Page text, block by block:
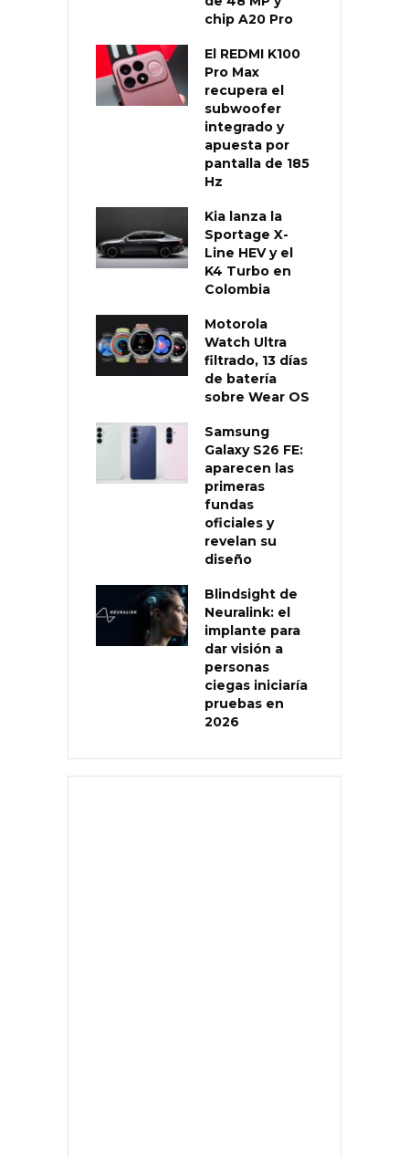
chip A20 Pro
El REDMI K100
Pro Max
recupera el
subwoofer
integrado y
apuesta por
pantalla de 185
Hz
Kia lanza la
Sportage X-
Line HEV y el
K4 Turbo en
Colombia
Motorola
Watch Ultra
filtrado, 13 días
de batería
sobre Wear OS
Samsung
Galaxy S26 FE:
aparecen las
primeras
fundas
oficiales y
revelan su
diseño
Blindsight de
Neuralink: el
implante para
dar visión a
personas
ciegas iniciaría
pruebas en
2026